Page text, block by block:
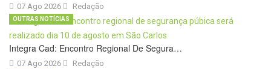
07 Ago 2026 Redação
Integra Cad: Encontro Regional De Segura…
07 Ago 2026
OUTRAS NOTÍCIAS
Redação